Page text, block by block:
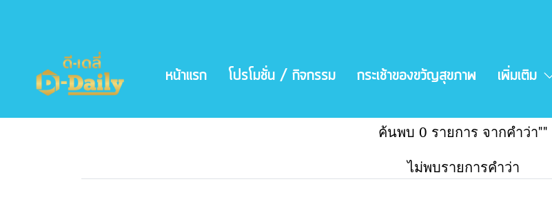
หน้าแรก โปรโมชั่น / กิจกรรม กระเช้าของขวัญสุขภาพ เพิ่มเติม
ค้นพบ 0 รายการ จากคำว่า""
ไม่พบรายการคำว่า